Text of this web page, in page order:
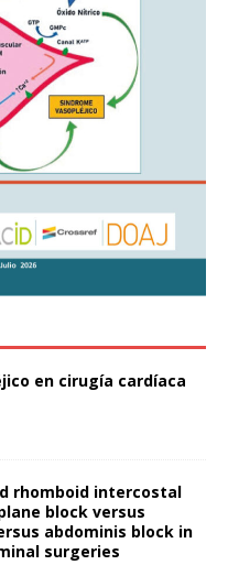
en cirugía cardíaca
rhomboid intercostal
block versus
abdominis block in
surgeries